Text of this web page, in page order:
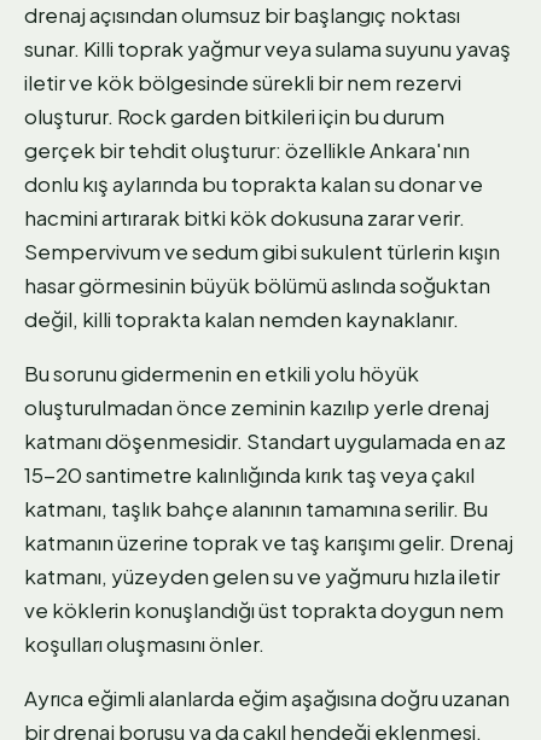
drenaj açısından olumsuz bir başlangıç noktası
sunar. Killi toprak yağmur veya sulama suyunu yavaş
iletir ve kök bölgesinde sürekli bir nem rezervi
oluşturur. Rock garden bitkileri için bu durum
gerçek bir tehdit oluşturur: özellikle Ankara'nın
donlu kış aylarında bu toprakta kalan su donar ve
hacmini artırarak bitki kök dokusuna zarar verir.
Sempervivum ve sedum gibi sukulent türlerin kışın
hasar görmesinin büyük bölümü aslında soğuktan
değil, killi toprakta kalan nemden kaynaklanır.
Bu sorunu gidermenin en etkili yolu höyük
oluşturulmadan önce zeminin kazılıp yerle drenaj
katmanı döşenmesidir. Standart uygulamada en az
15-20 santimetre kalınlığında kırık taş veya çakıl
katmanı, taşlık bahçe alanının tamamına serilir. Bu
katmanın üzerine toprak ve taş karışımı gelir. Drenaj
katmanı, yüzeyden gelen su ve yağmuru hızla iletir
ve köklerin konuşlandığı üst toprakta doygun nem
koşulları oluşmasını önler.
Ayrıca eğimli alanlarda eğim aşağısına doğru uzanan
bir drenaj borusu ya da çakıl hendeği eklenmesi,